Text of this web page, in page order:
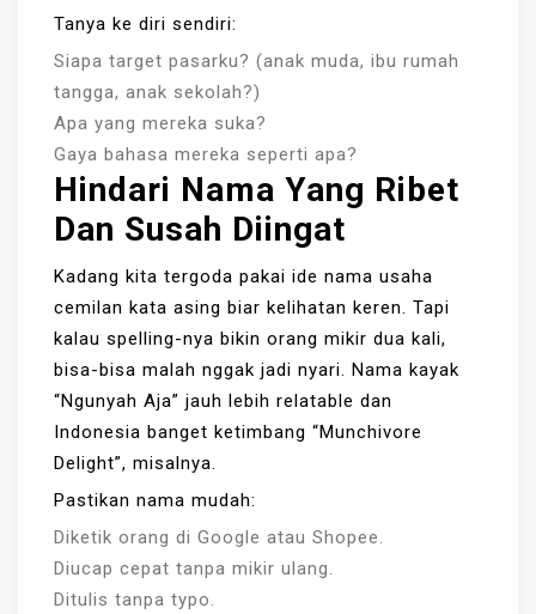
Tanya ke diri sendiri:
Siapa target pasarku? (anak muda, ibu rumah
tangga, anak sekolah?)
Apa yang mereka suka?
Gaya bahasa mereka seperti apa?
Hindari Nama Yang Ribet
Dan Susah Diingat
Kadang kita tergoda pakai ide nama usaha
cemilan kata asing biar kelihatan keren. Tapi
kalau spelling-nya bikin orang mikir dua kali,
bisa-bisa malah nggak jadi nyari. Nama kayak
“Ngunyah Aja” jauh lebih relatable dan
Indonesia banget ketimbang “Munchivore
Delight”, misalnya.
Pastikan nama mudah:
Diketik orang di Google atau Shopee.
Diucap cepat tanpa mikir ulang.
Ditulis tanpa typo.